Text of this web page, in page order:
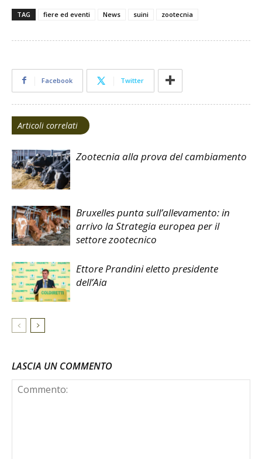
TAG fiere ed eventi News suini zootecnia
Facebook Twitter
Articoli correlati
Zootecnia alla prova del cambiamento
Bruxelles punta sull’allevamento: in
arrivo la Strategia europea per il
settore zootecnico
Ettore Prandini eletto presidente
dell’Aia
LASCIA UN COMMENTO